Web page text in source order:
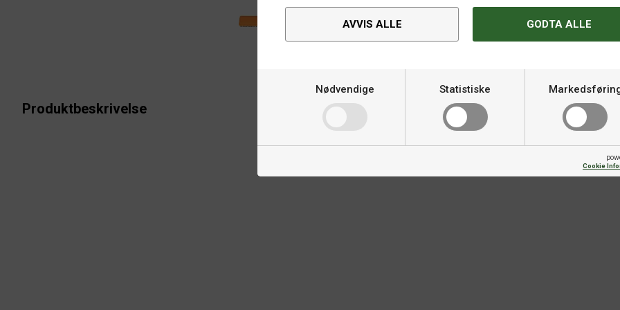
AVVIS ALLE GODTA ALLE
Nødvendige Statistiske
Cookie
Produktbeskrivelse Spesifikasjoner
Varemerke